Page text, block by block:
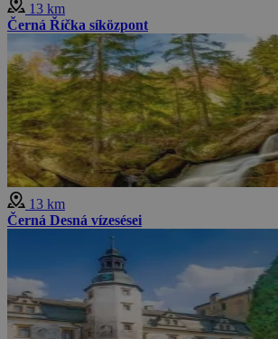
13 km
Černá Říčka síközpont
13 km
Černá Desná vízesései